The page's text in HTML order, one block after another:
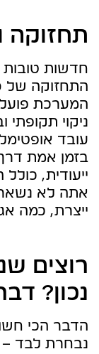
תחזוקה
חדשות
התחזוקה של
המערכת
ניקוי
עובד
בזמן אמת
ייעודית,
אתה לא
ייצרת, כמה
רוצים
נכון?
הדבר הכי
נבחרת לבד